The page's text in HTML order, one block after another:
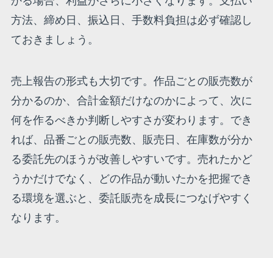
方法、締め日、振込日、手数料負担は必ず確認し
ておきましょう。
売上報告の形式も大切です。作品ごとの販売数が
分かるのか、合計金額だけなのかによって、次に
何を作るべきか判断しやすさが変わります。でき
れば、品番ごとの販売数、販売日、在庫数が分か
る委託先のほうが改善しやすいです。売れたかど
うかだけでなく、どの作品が動いたかを把握でき
る環境を選ぶと、委託販売を成長につなげやすく
なります。